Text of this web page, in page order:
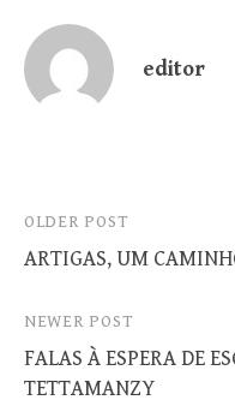
editor
Post
navigation
OLDER POST
ARTIGAS, UM
NEWER POST
FALAS À ESPERA DE
TETTAMANZY